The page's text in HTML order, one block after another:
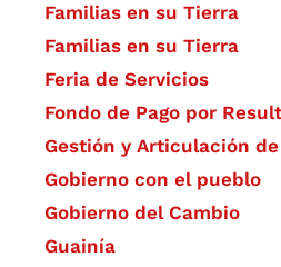
Familias en su Tierra
Familias en su Tierra
Feria de Servicios
Fondo de Pago por
Gestión y Articulación
Gobierno con el pueblo
Gobierno del Cambio
Guainía